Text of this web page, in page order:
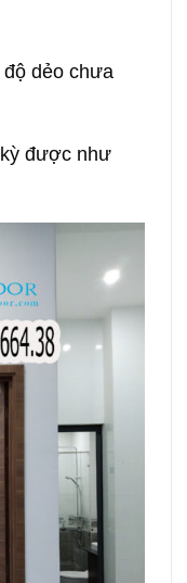
dẻo chưa
được như